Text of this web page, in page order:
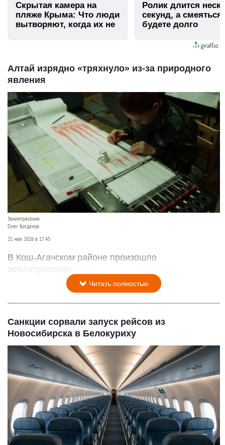
Скрытая камера на
пляже Крыма: Что люди
вытворяют, когда их не
Ролик длится
секунд, а
будете долго
Алтай изрядно «тряхнуло» из-за природного
явления
Землетрясение.
Олег Богданов
21 мая 2026 в 17:45
В Кош-Агачском районе произошло
землетрясение.
Читать полностью
Санкции сорвали запуск рейсов из
Новосибирска в Белокуриху